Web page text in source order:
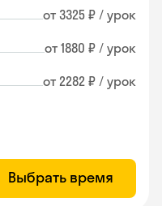
от 3325 ₽ / урок
от 1880 ₽ / урок
от 2282 ₽ / урок
Выбрать время